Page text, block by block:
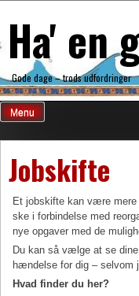
content
Ha' en
Gode dage – trods udfordringer
Menu
Jobskifte
Et jobskifte kan være
ske i forbindelse med
nye opgaver med de
Du kan så vælge at se
hændelse for dig – selvom
Hvad finder du her?